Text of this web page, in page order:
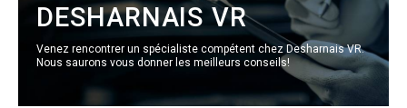
DESHARNAIS VR
Venez rencontrer un spécialiste compétent chez Desharnais VR.
Nous saurons vous donner les meilleurs conseils!